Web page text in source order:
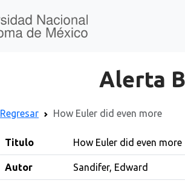
Alerta
Regresar How Euler did even more
Titulo How Euler did even more
Autor Sandifer, Edward